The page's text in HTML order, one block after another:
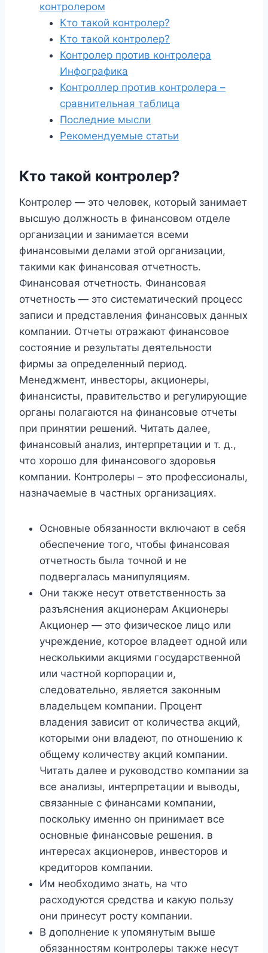
контролером
Кто такой контролер?
Кто такой контролер?
Контролер против контролера
Инфографика
Контроллер против контролера –
сравнительная таблица
Последние мысли
Рекомендуемые статьи
Кто такой контролер?
Контролер — это человек, который занимает
высшую должность в финансовом отделе
организации и занимается всеми
финансовыми делами этой организации,
такими как финансовая отчетность.
Финансовая отчетность. Финансовая
отчетность — это систематический процесс
записи и представления финансовых данных
компании. Отчеты отражают финансовое
состояние и результаты деятельности
фирмы за определенный период.
Менеджмент, инвесторы, акционеры,
финансисты, правительство и регулирующие
органы полагаются на финансовые отчеты
при принятии решений. Читать далее,
финансовый анализ, интерпретации и т. д.,
что хорошо для финансового здоровья
компании. Контролеры – это профессионалы,
назначаемые в частных организациях.
Основные обязанности включают в себя
обеспечение того, чтобы финансовая
отчетность была точной и не
подвергалась манипуляциям.
Они также несут ответственность за
разъяснения акционерам Акционеры
Акционер — это физическое лицо или
учреждение, которое владеет одной или
несколькими акциями государственной
или частной корпорации и,
следовательно, является законным
владельцем компании. Процент
владения зависит от количества акций,
которыми они владеют, по отношению к
общему количеству акций компании.
Читать далее и руководство компании за
все анализы, интерпретации и выводы,
связанные с финансами компании,
поскольку именно он принимает все
основные финансовые решения. в
интересах акционеров, инвесторов и
кредиторов компании.
Им необходимо знать, на что
расходуются средства и какую пользу
они принесут росту компании.
В дополнение к упомянутым выше
обязанностям контролеры также несут